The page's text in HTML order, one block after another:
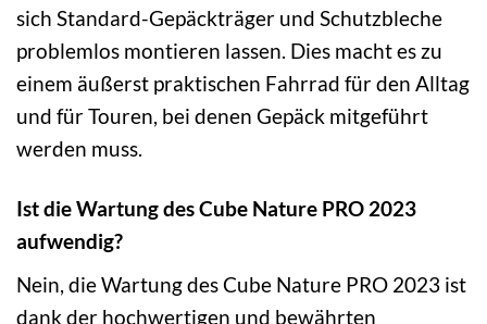
sich Standard-Gepäckträger und Schutzbleche
problemlos montieren lassen. Dies macht es zu
einem äußerst praktischen Fahrrad für den Alltag
und für Touren, bei denen Gepäck mitgeführt
werden muss.
Ist die Wartung des Cube Nature PRO 2023
aufwendig?
Nein, die Wartung des Cube Nature PRO 2023 ist
dank der hochwertigen und bewährten